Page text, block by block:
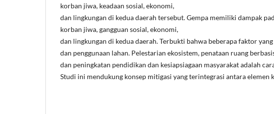
korban jiwa, keadaan sosial, ekonomi,
dan lingkungan di kedua daerah tersebut. Gempa memiliki dampak
korban jiwa, gangguan sosial, ekonomi,
dan lingkungan di kedua daerah. Terbukti bahwa beberapa faktor
dan penggunaan lahan. Pelestarian ekosistem, penataan ruang
dan peningkatan pendidikan dan kesiapsiagaan masyarakat adalah
Studi ini mendukung konsep mitigasi yang terintegrasi antara